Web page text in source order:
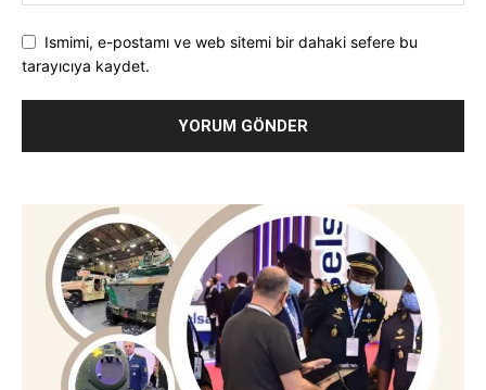
Ismimi, e-postamı ve web sitemi bir dahaki sefere bu
tarayıcıya kaydet.